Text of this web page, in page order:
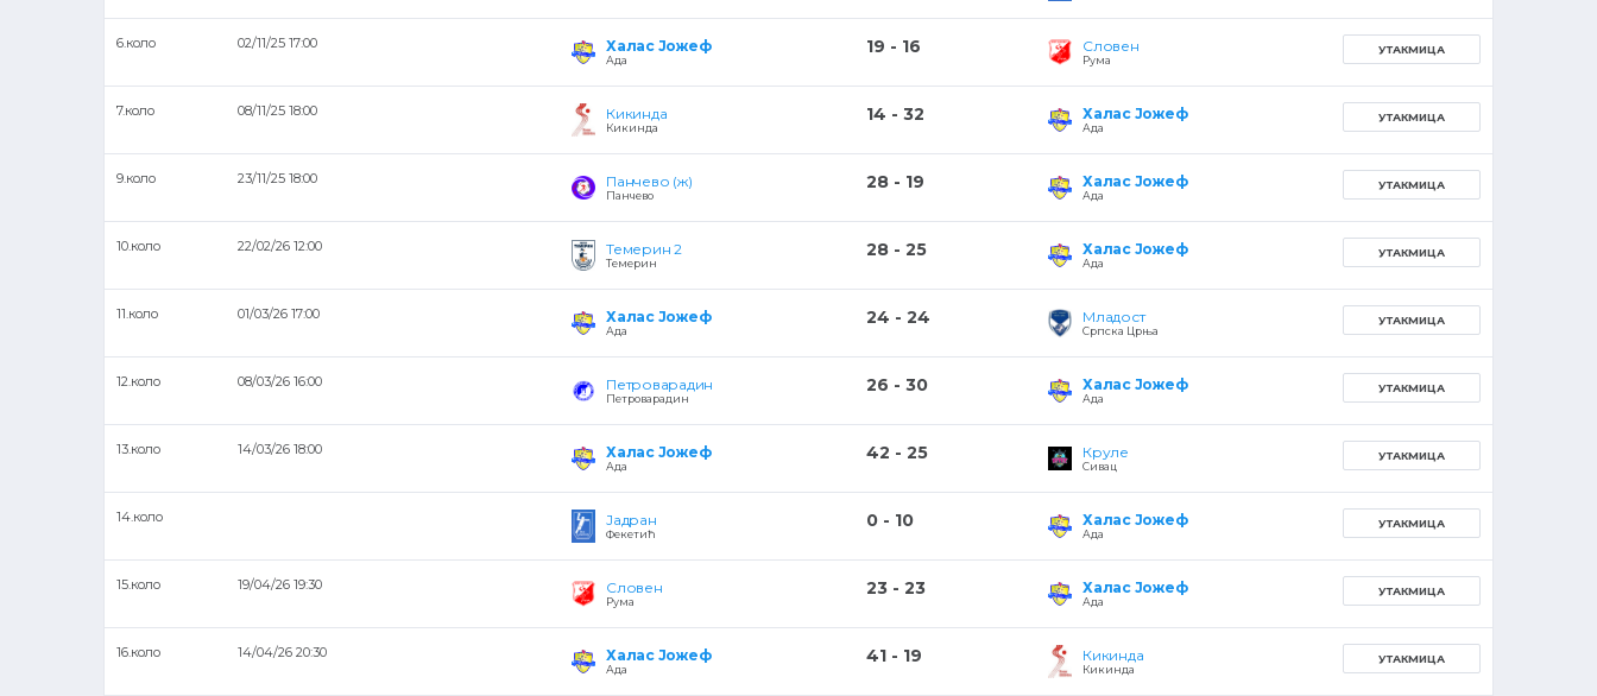
6.коло 02/11/25 17:00 Халас Јожеф
Ада
19 - 16 Словен
Рума
УТАКМИЦА
7.коло 08/11/25 18:00 Кикинда
Кикинда
14 - 32 Халас Јожеф
Ада
УТАКМИЦА
9.коло 23/11/25 18:00 Панчево (ж)
Панчево
28 - 19 Халас Јожеф
Ада
УТАКМИЦА
10.коло 22/02/26 12:00 Темерин 2
Темерин
28 - 25 Халас Јожеф
Ада
УТАКМИЦА
11.коло 01/03/26 17:00 Халас Јожеф
Ада
24 - 24 Младост
Српска Црња
УТАКМИЦА
12.коло 08/03/26 16:00 Петроварадин
Петроварадин
26 - 30 Халас Јожеф
Ада
УТАКМИЦА
13.коло 14/03/26 18:00 Халас Јожеф
Ада
42 - 25 Круле
Сивац
УТАКМИЦА
14.коло Јадран
Фекетић
0 - 10 Халас Јожеф
Ада
УТАКМИЦА
15.коло 19/04/26 19:30 Словен
Рума
23 - 23 Халас Јожеф
Ада
УТАКМИЦА
16.коло 14/04/26 20:30 Халас Јожеф
Ада
41 - 19 Кикинда
Кикинда
УТАКМИЦА